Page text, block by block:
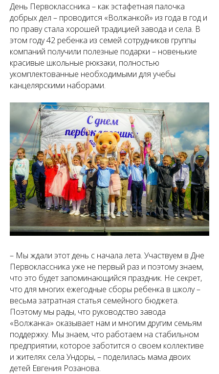
День Первоклассника – как эстафетная палочка
добрых дел – проводится «Волжанкой» из года в год и
по праву стала хорошей традицией завода и села. В
этом году 42 ребенка из семей сотрудников группы
компаний получили полезные подарки – новенькие
красивые школьные рюкзаки, полностью
укомплектованные необходимыми для учебы
канцелярскими наборами.
– Мы ждали этот день с начала лета. Участвуем в Дне
Первоклассника уже не первый раз и поэтому знаем,
что это будет запоминающийся праздник. Не секрет,
что для многих ежегодные сборы ребенка в школу –
весьма затратная статья семейного бюджета.
Поэтому мы рады, что руководство завода
«Волжанка» оказывает нам и многим другим семьям
поддержку. Мы знаем, что работаем на стабильном
предприятии, которое заботится о своем коллективе
и жителях села Ундоры, – поделилась мама двоих
детей Евгения Розанова.